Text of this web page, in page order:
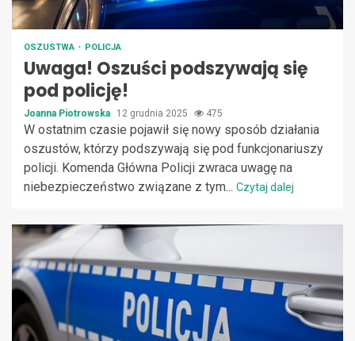
OSZUSTWA POLICJA
Uwaga! Oszuści podszywają się
pod policję!
Joanna Piotrowska 12 grudnia 2025 475
W ostatnim czasie pojawił się nowy sposób działania
oszustów, którzy podszywają się pod funkcjonariuszy
policji. Komenda Główna Policji zwraca uwagę na
niebezpieczeństwo związane z tym... Czytaj dalej